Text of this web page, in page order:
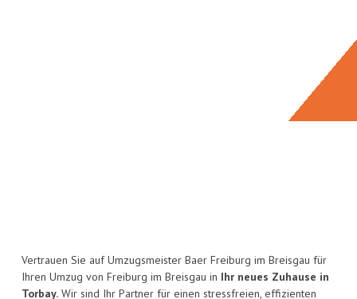
Vertrauen Sie auf Umzugsmeister Baer Freiburg im Breisgau für
Ihren Umzug von Freiburg im Breisgau in Ihr neues Zuhause in
Torbay. Wir sind Ihr Partner für einen stressfreien, effizienten